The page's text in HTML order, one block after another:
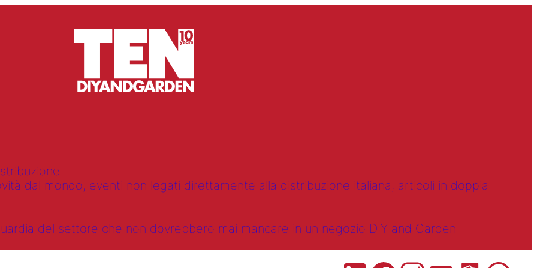
dal mondo, eventi non legati direttamente alla distribuzione italiana, articoli in doppia
del settore che non dovrebbero mai mancare in un negozio DIY and Garden